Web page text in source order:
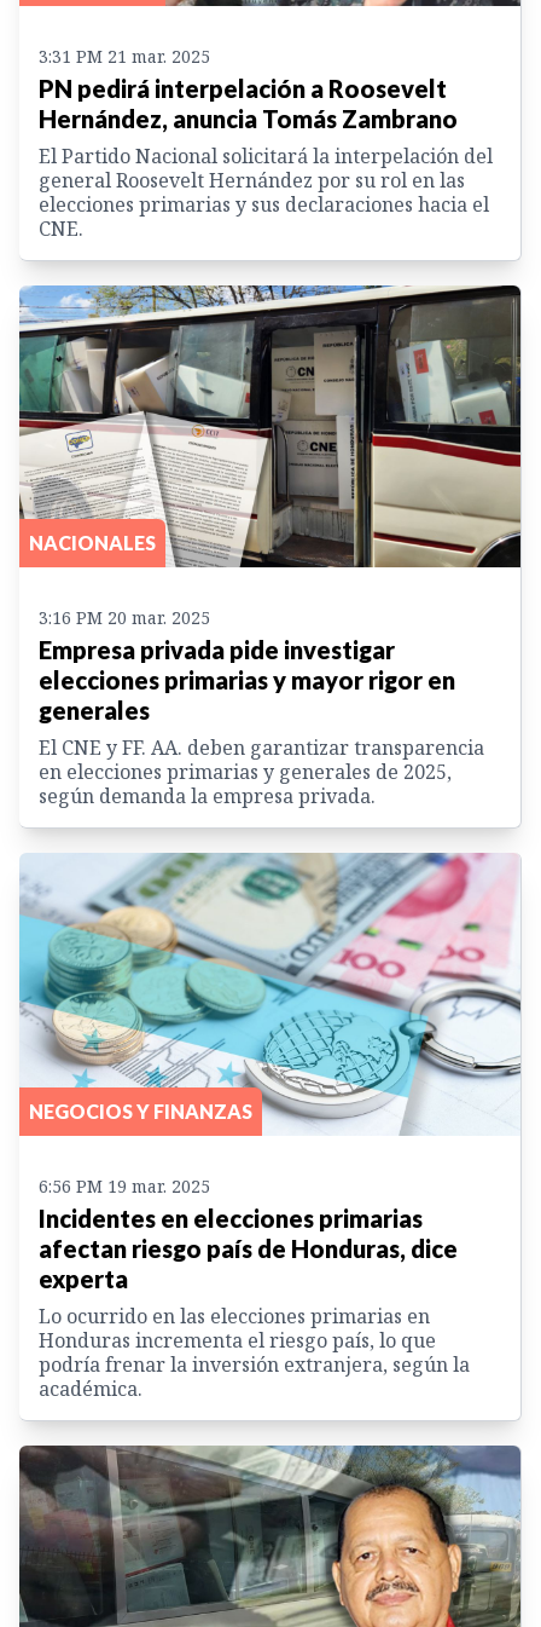
3:31 PM 21 mar. 2025
PN pedirá interpelación a Roosevelt
Hernández, anuncia Tomás Zambrano
El Partido Nacional solicitará la interpelación del
general Roosevelt Hernández por su rol en las
elecciones primarias y sus declaraciones hacia el
CNE.
NACIONALES
3:16 PM 20 mar. 2025
Empresa privada pide investigar
elecciones primarias y mayor rigor en
generales
El CNE y FF. AA. deben garantizar transparencia
en elecciones primarias y generales de 2025,
según demanda la empresa privada.
NEGOCIOS Y FINANZAS
6:56 PM 19 mar. 2025
Incidentes en elecciones primarias
afectan riesgo país de Honduras, dice
experta
Lo ocurrido en las elecciones primarias en
Honduras incrementa el riesgo país, lo que
podría frenar la inversión extranjera, según la
académica.